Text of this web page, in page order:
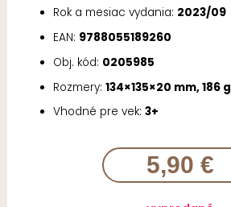
Rok a mesiac vydania: 2023/09
EAN: 9788055189260
Obj. kód: 0205985
Rozmery:134×135×20 mm, 186 g
Vhodné pre vek:3+
5,90 €